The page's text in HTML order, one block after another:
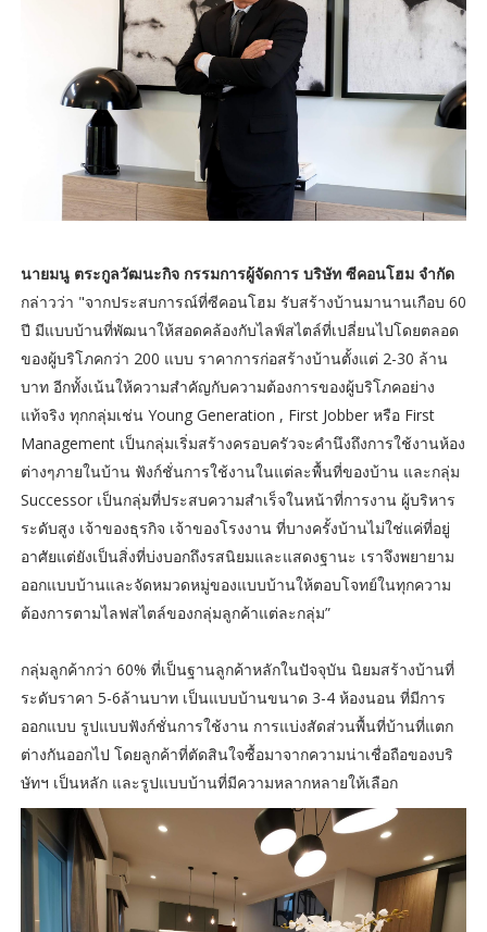
นายมนู ตระกูลวัฒนะกิจ กรรมการผู้จัดการ บริษัท ซีคอนโฮม จำกัด
กล่าวว่า "จากประสบการณ์ที่ซีคอนโฮม รับสร้างบ้านมานานเกือบ 60
ปี มีแบบบ้านที่พัฒนาให้สอดคล้องกับไลฟ์สไตล์ที่เปลี่ยนไปโดยตลอด
ของผู้บริโภคกว่า 200 แบบ ราคาการก่อสร้างบ้านตั้งแต่ 2-30 ล้าน
บาท อีกทั้งเน้นให้ความสำคัญกับความต้องการของผู้บริโภคอย่าง
แท้จริง ทุกกลุ่มเช่น Young Generation , First Jobber หรือ First
Management เป็นกลุ่มเริ่มสร้างครอบครัวจะคำนึงถึงการใช้งานห้อง
ต่างๆภายในบ้าน ฟังก์ชั่นการใช้งานในแต่ละพื้นที่ของบ้าน และกลุ่ม
Successor เป็นกลุ่มที่ประสบความสำเร็จในหน้าที่การงาน ผู้บริหาร
ระดับสูง เจ้าของธุรกิจ เจ้าของโรงงาน ที่บางครั้งบ้านไม่ใช่แค่ที่อยู่
อาศัยแต่ยังเป็นสิ่งที่บ่งบอกถึงรสนิยมและแสดงฐานะ เราจึงพยายาม
ออกแบบบ้านและจัดหมวดหมู่ของแบบบ้านให้ตอบโจทย์ในทุกความ
ต้องการตามไลฟสไตล์ของกลุ่มลูกค้าแต่ละกลุ่ม”
กลุ่มลูกค้ากว่า 60% ที่เป็นฐานลูกค้าหลักในปัจจุบัน นิยมสร้างบ้านที่
ระดับราคา 5-6ล้านบาท เป็นแบบบ้านขนาด 3-4 ห้องนอน ที่มีการ
ออกแบบ รูปแบบฟังก์ชั่นการใช้งาน การแบ่งสัดส่วนพื้นที่บ้านที่แตก
ต่างกันออกไป โดยลูกค้าที่ตัดสินใจซื้อมาจากความน่าเชื่อถือของบริ
ษัทฯ เป็นหลัก และรูปแบบบ้านที่มีความหลากหลายให้เลือก